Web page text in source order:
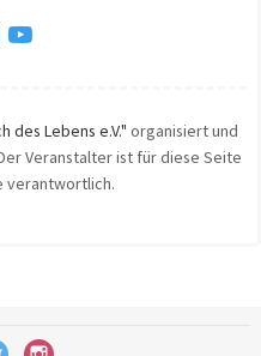
des Lebens e.V." organisiert und
Veranstalter ist für diese Seite
verantwortlich.